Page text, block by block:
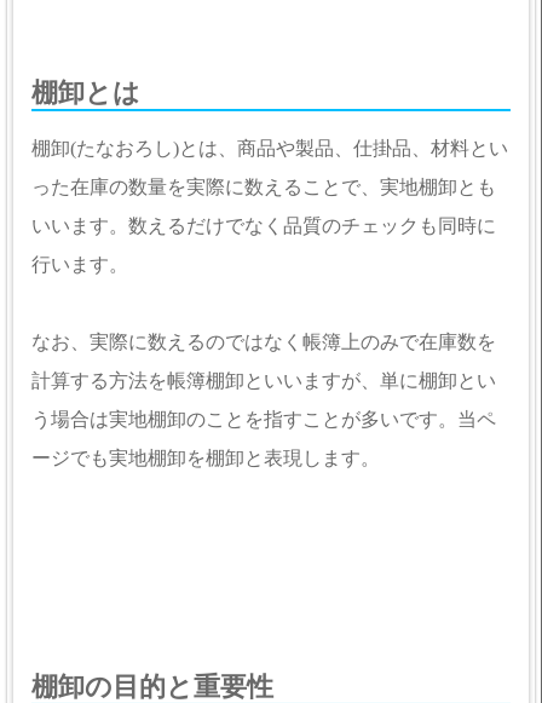
棚卸とは
棚卸(たなおろし)とは、商品や製品、仕掛品、材料とい
った在庫の数量を実際に数えることで、実地棚卸とも
いいます。数えるだけでなく品質のチェックも同時に
行います。
なお、実際に数えるのではなく帳簿上のみで在庫数を
計算する方法を帳簿棚卸といいますが、単に棚卸とい
う場合は実地棚卸のことを指すことが多いです。当ペ
ージでも実地棚卸を棚卸と表現します。
棚卸の目的と重要性